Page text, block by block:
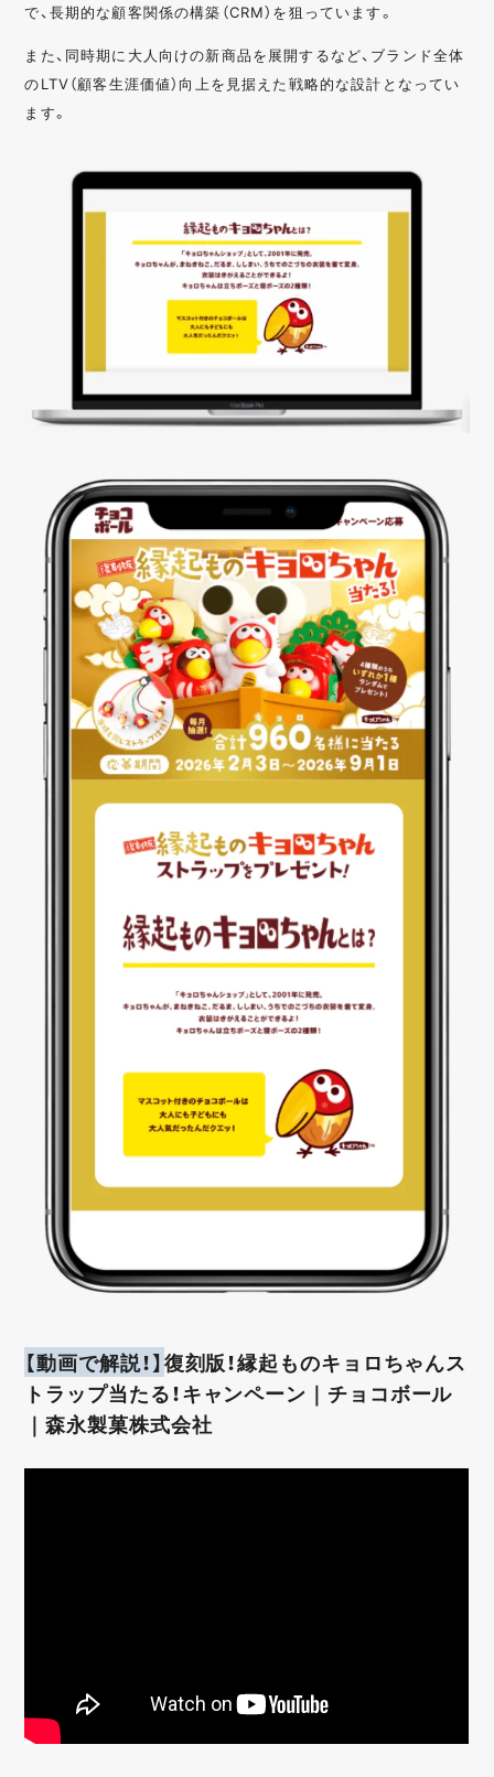
で、長期的な顧客関係の構築（CRM）を狙っています。
また、同時期に大人向けの新商品を展開するなど、ブランド全体
のLTV（顧客生涯価値）向上を見据えた戦略的な設計となってい
ます。
【動画で解説！】復刻版！縁起ものキョロちゃんス
トラップ当たる！キャンペーン｜チョコボール
｜森永製菓株式会社